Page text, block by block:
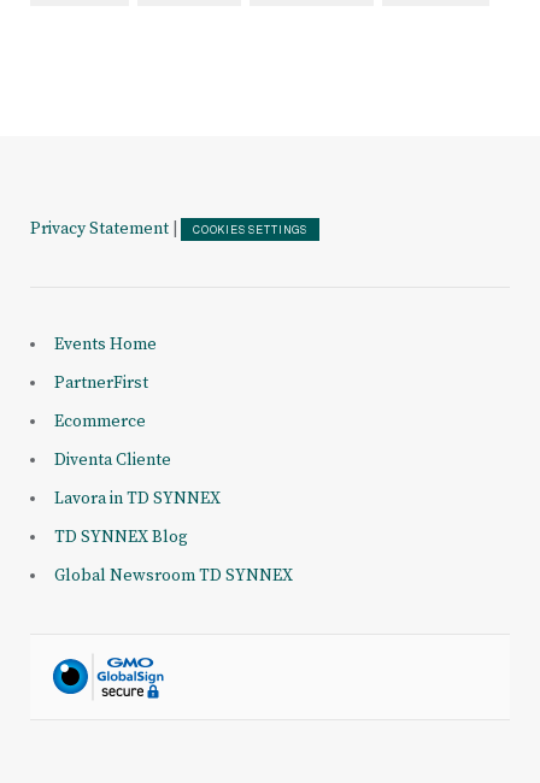
Privacy Statement COOKIES SETTINGS
Events Home
PartnerFirst
Ecommerce
Diventa Cliente
Lavora in TD SYNNEX
TD SYNNEX Blog
Global Newsroom TD SYNNEX